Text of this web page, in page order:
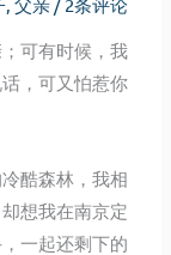
可有时候，我
，可又怕惹你
酷森林，我相
想我在南京定
一起还剩下的